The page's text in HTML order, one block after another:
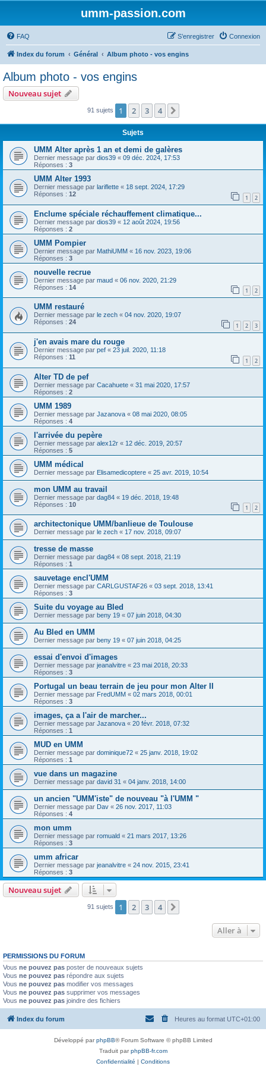
umm-passion.com
FAQ Connexion
S’enregistrer
Index du forum Général Album photo - vos engins
Album photo - vos engins
Nouveau sujet
91 sujets 1 2 3 4
Sujets
UMM Alter après 1 an et demi de galères
Dernier message par dios39 « 09 déc. 2024, 17:53
Réponses : 3
UMM Alter 1993
Dernier message par lariflette « 18 sept. 2024, 17:29
Réponses : 12 1 2
Enclume spéciale réchauffement climatique...
Dernier message par dios39 « 12 août 2024, 19:56
Réponses : 2
UMM Pompier
Dernier message par MathiUMM « 16 nov. 2023, 19:06
Réponses : 3
nouvelle recrue
Dernier message par maud « 06 nov. 2020, 21:29
Réponses : 14 1 2
UMM restauré
Dernier message par le zech « 04 nov. 2020, 19:07
Réponses : 24 1 2 3
j'en avais mare du rouge
Dernier message par pef « 23 juil. 2020, 11:18
Réponses : 11 1 2
Alter TD de pef
Dernier message par Cacahuete « 31 mai 2020, 17:57
Réponses : 2
UMM 1989
Dernier message par Jazanova « 08 mai 2020, 08:05
Réponses : 4
l'arrivée du pepère
Dernier message par alex12r « 12 déc. 2019, 20:57
Réponses : 5
UMM médical
Dernier message par Elisamedicoptere « 25 avr. 2019, 10:54
mon UMM au travail
Dernier message par dag84 « 19 déc. 2018, 19:48
Réponses : 10 1 2
architectonique UMM/banlieue de Toulouse
Dernier message par le zech « 17 nov. 2018, 09:07
tresse de masse
Dernier message par dag84 « 08 sept. 2018, 21:19
Réponses : 1
sauvetage encl'UMM
Dernier message par CARLGUSTAF26 « 03 sept. 2018, 13:41
Réponses : 3
Suite du voyage au Bled
Dernier message par beny 19 « 07 juin 2018, 04:30
Au Bled en UMM
Dernier message par beny 19 « 07 juin 2018, 04:25
essai d'envoi d'images
Dernier message par jeanalvitre « 23 mai 2018, 20:33
Réponses : 3
Portugal un beau terrain de jeu pour mon Alter II
Dernier message par FredUMM « 02 mars 2018, 00:01
Réponses : 3
images, ça a l'air de marcher...
Dernier message par Jazanova « 20 févr. 2018, 07:32
Réponses : 1
MUD en UMM
Dernier message par dominique72 « 25 janv. 2018, 19:02
Réponses : 1
vue dans un magazine
Dernier message par david 31 « 04 janv. 2018, 14:00
un ancien "UMM'iste" de nouveau "à l'UMM "
Dernier message par Dav « 26 nov. 2017, 11:03
Réponses : 4
mon umm
Dernier message par romuald « 21 mars 2017, 13:26
Réponses : 3
umm africar
Dernier message par jeanalvitre « 24 nov. 2015, 23:41
Réponses : 3
Nouveau sujet
91 sujets 1 2 3 4
Aller à
PERMISSIONS DU FORUM
Vous ne pouvez pas poster de nouveaux sujets
Vous ne pouvez pas répondre aux sujets
Vous ne pouvez pas modifier vos messages
Vous ne pouvez pas supprimer vos messages
Vous ne pouvez pas joindre des fichiers
Index du forum Heures au format UTC+01:00
Développé parphpBB® Forum Software © phpBB Limited
Traduit parphpBB-fr.com
Confidentialité | Conditions